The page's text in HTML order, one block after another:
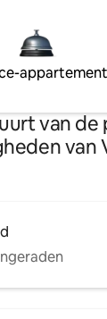
appartement
van de
van